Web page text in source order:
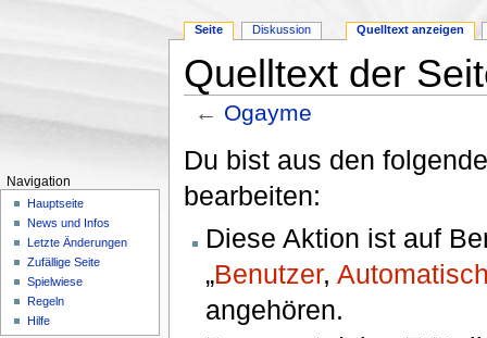
Quelltext der
← Ogayme
Du bist aus den
bearbeiten:
Diese Aktion ist auf
„Benutzer,
angehören.
Seite Diskussion Quelltext anzeigen
Navigation
Hauptseite
News und Infos
Letzte Änderungen
Zufällige Seite
Spielwiese
Regeln
Hilfe